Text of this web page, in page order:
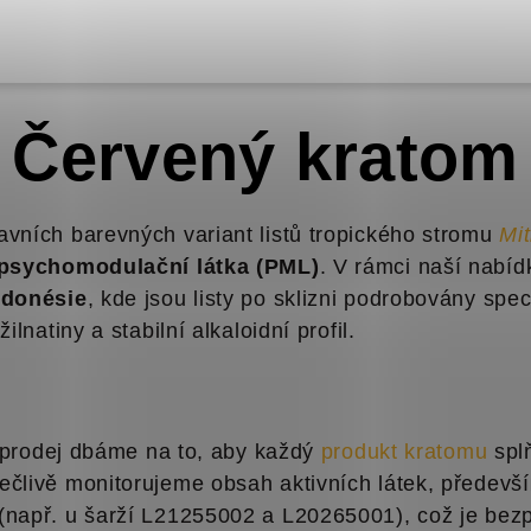
Červený kratom
barevných variant listů tropického stromu
látka (PML). V rámci naší
, kde jsou listy po sklizni podrobovány
a stabilní alkaloidní profil.
dbáme na to, aby každý produkt kratomu
monitorujeme obsah aktivních látek,
(např. u šarží L21255002 a L20265001), což je